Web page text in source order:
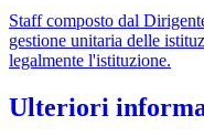
Staff composto dal
gestione unitaria delle
legalmente l'istituzione.
Ulteriori